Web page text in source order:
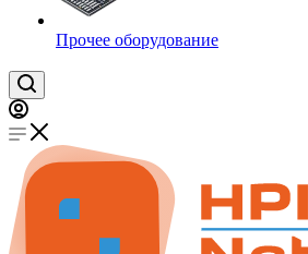
Прочее оборудование